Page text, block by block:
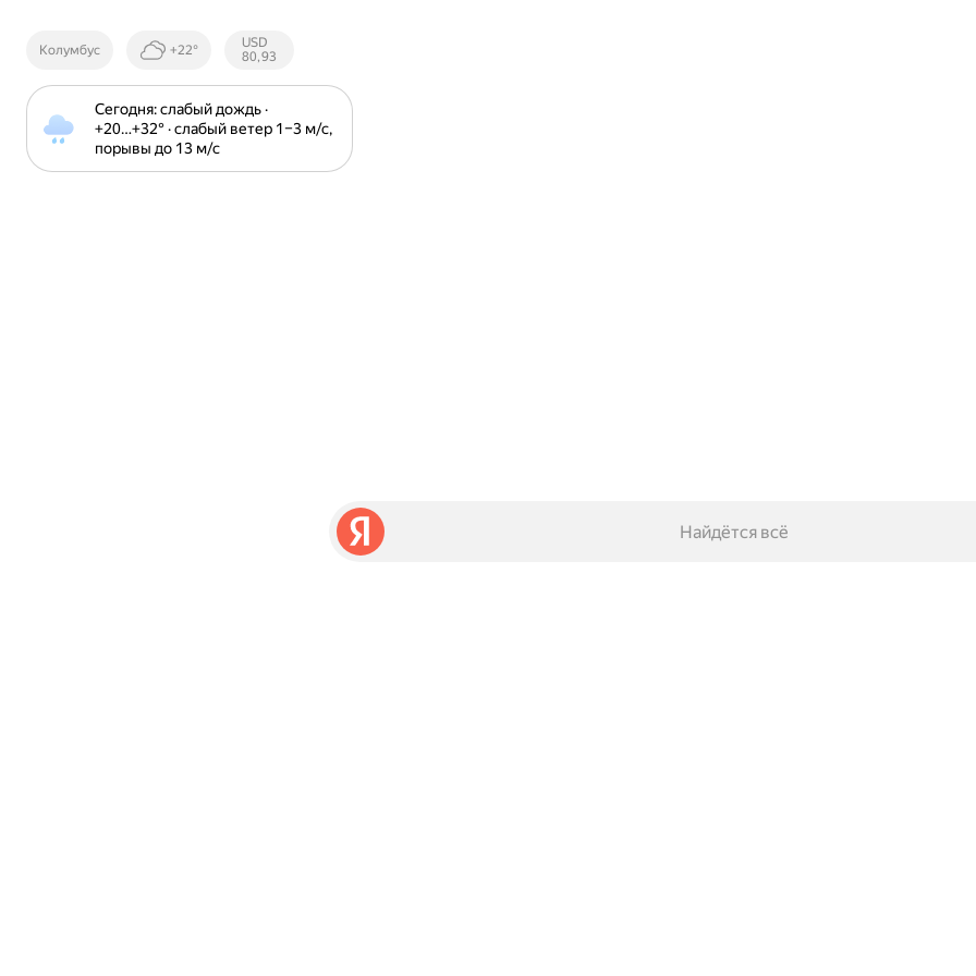
Колумбус +22°
Курсы ЦБ
РФ
USD
80,93
Сегодня: слабый дождь ·
+20⁠…⁠+32⁠° · слабый ветер 1⁠–⁠3 м⁠/⁠с,
порывы до 13 м⁠/⁠с